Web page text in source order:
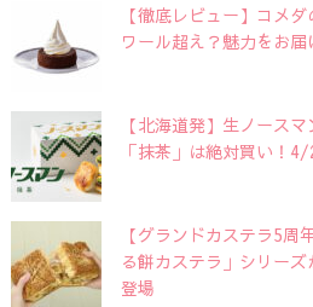
【徹底レビュー】コメ
ワール超え？魅力をお届
【北海道発】生ノース
「抹茶」は絶対買い！
【グランドカステラ5周
る餅カステラ」シリー
登場